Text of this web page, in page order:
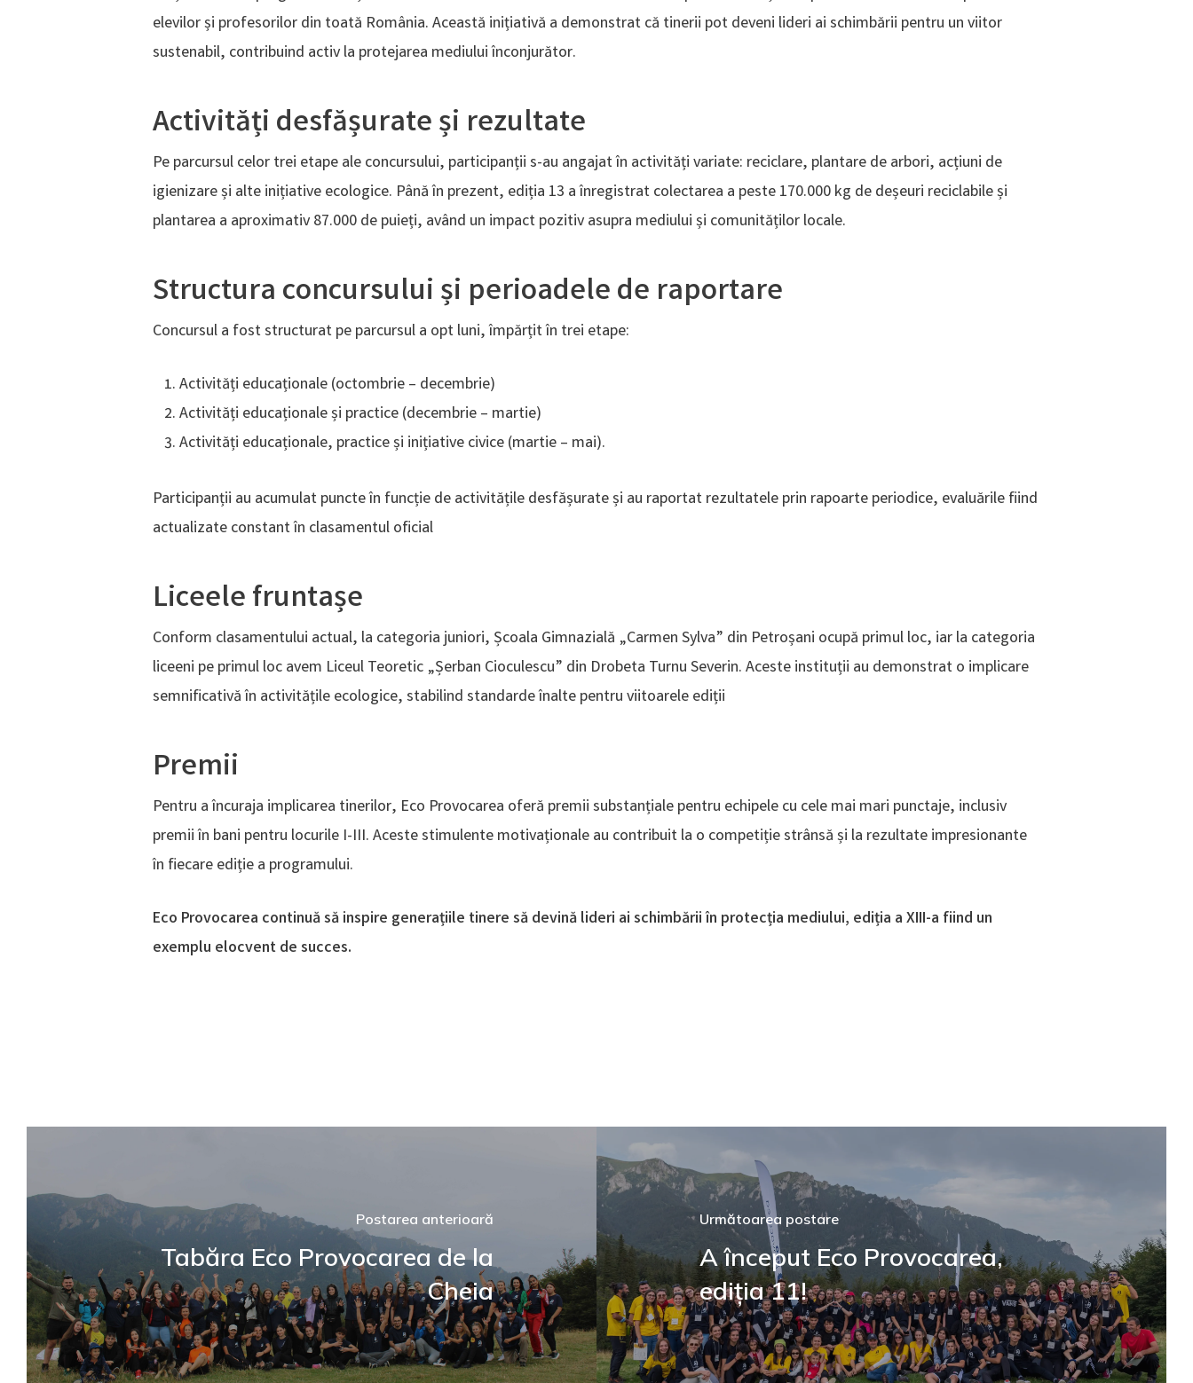
elevilor și profesorilor din toată România. Această inițiativă a demonstrat că tinerii pot deveni lideri ai schimbării pentru un viitor
sustenabil, contribuind activ la protejarea mediului înconjurător.
Activități desfășurate și rezultate
Pe parcursul celor trei etape ale concursului, participanții s-au angajat în activități variate: reciclare, plantare de arbori, acțiuni de
igienizare și alte inițiative ecologice. Până în prezent, ediția 13 a înregistrat colectarea a peste 170.000 kg de deșeuri reciclabile și
plantarea a aproximativ 87.000 de puieți, având un impact pozitiv asupra mediului și comunităților locale.
Structura concursului și perioadele de raportare
Concursul a fost structurat pe parcursul a opt luni, împărțit în trei etape:
Activități educaționale (octombrie – decembrie)
Activități educaționale și practice (decembrie – martie)
Activități educaționale, practice și inițiative civice (martie – mai).
Participanții au acumulat puncte în funcție de activitățile desfășurate și au raportat rezultatele prin rapoarte periodice, evaluările fiind
actualizate constant în clasamentul oficial​
Liceele fruntașe
Conform clasamentului actual, la categoria juniori, Școala Gimnazială „Carmen Sylva” din Petroșani ocupă primul loc, iar la categoria
liceeni pe primul loc avem Liceul Teoretic „Șerban Cioculescu” din Drobeta Turnu Severin. Aceste instituții au demonstrat o implicare
semnificativă în activitățile ecologice, stabilind standarde înalte pentru viitoarele ediții​
Premii
Pentru a încuraja implicarea tinerilor, Eco Provocarea oferă premii substanțiale pentru echipele cu cele mai mari punctaje, inclusiv
premii în bani pentru locurile I-III. Aceste stimulente motivaționale au contribuit la o competiție strânsă și la rezultate impresionante
în fiecare ediție a programului.
Eco Provocarea continuă să inspire generațiile tinere să devină lideri ai schimbării în protecția mediului, ediția a XIII-a fiind un
exemplu elocvent de succes.
Postarea anterioară
Tabăra Eco Provocarea de la
Cheia
Următoarea postare
A început Eco Provocarea,
ediția 11!